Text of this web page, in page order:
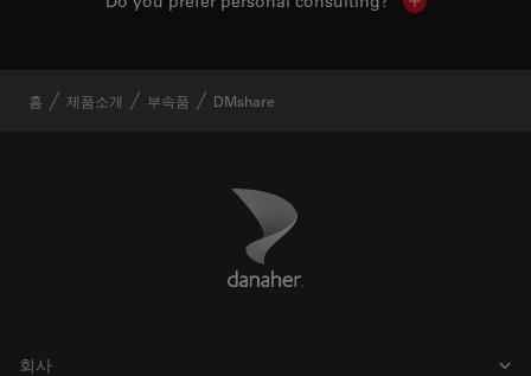
Show local
홈 제품소개 부속품 DMshare
Danaher Logo
회사